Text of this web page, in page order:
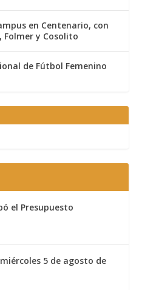
en Centenario, con
Folmer y Cosolito
de Fútbol Femenino
el Presupuesto
5 de agosto de